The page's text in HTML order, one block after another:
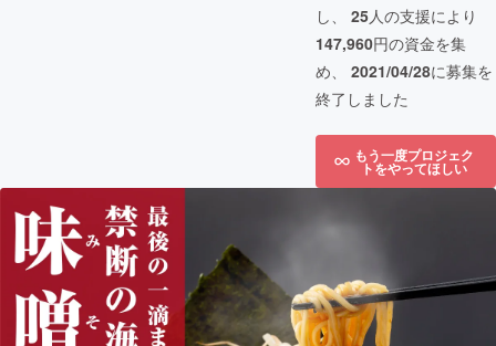
し、 25人の支援により
147,960円の資金を集
め、 2021/04/28に募集を
終了しました
もう一度プロジェク
トをやってほしい